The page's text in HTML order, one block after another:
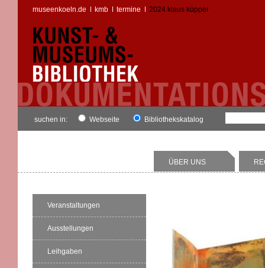
museenkoeln.de kmb termine 2024 klaus küpper
suchen in: Webseite Bibliothekskatalog
ÜBER UNS
Veranstaltungen
Ausstellungen
Leihgaben